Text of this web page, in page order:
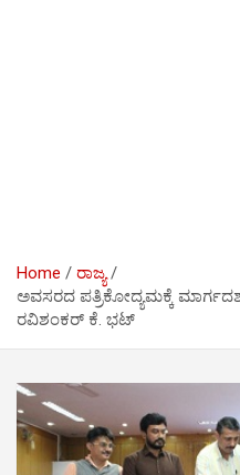
Home
ರಾಜ್ಯ
ಅವಸರದ ಪತ್ರಿಕೋದ್ಯಮಕ್ಕೆ
ರವಿಶಂಕರ್ ಕೆ. ಭಟ್